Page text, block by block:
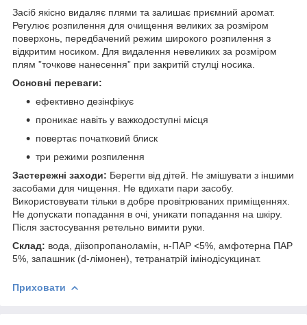
Засіб якісно видаляє плями та залишає приємний аромат.
Регулює розпилення для очищення великих за розміром
поверхонь, передбачений режим широкого розпилення з
відкритим носиком. Для видалення невеликих за розміром
плям ”точкове нанесення” при закритій стулці носика.
Основні переваги:
ефективно дезінфікує
проникає навіть у важкодоступні місця
повертає початковий блиск
три режими розпилення
Застережні заходи: Берегти від дітей. Не змішувати з іншими
засобами для чищення. Не вдихати пари засобу.
Використовувати тільки в добре провітрюваних приміщеннях.
Не допускати попадання в очі, уникати попадання на шкіру.
Після застосування ретельно вимити руки.
Склад: вода, діізопропаноламін, н-ПАР <5%, амфотерна ПАР
5%, запашник (d-лімонен), тетранатрій імінодісукцинат.
Приховати